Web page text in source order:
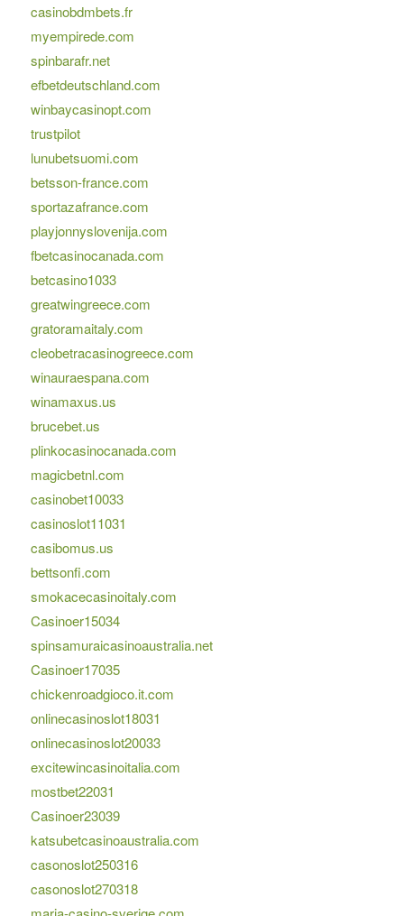
casinobdmbets.fr
myempirede.com
spinbarafr.net
efbetdeutschland.com
winbaycasinopt.com
trustpilot
lunubetsuomi.com
betsson-france.com
sportazafrance.com
playjonnyslovenija.com
fbetcasinocanada.com
betcasino1033
greatwingreece.com
gratoramaitaly.com
cleobetracasinogreece.com
winauraespana.com
winamaxus.us
brucebet.us
plinkocasinocanada.com
magicbetnl.com
casinobet10033
casinoslot11031
casibomus.us
bettsonfi.com
smokacecasinoitaly.com
Casinoer15034
spinsamuraicasinoaustralia.net
Casinoer17035
chickenroadgioco.it.com
onlinecasinoslot18031
onlinecasinoslot20033
excitewincasinoitalia.com
mostbet22031
Casinoer23039
katsubetcasinoaustralia.com
casonoslot250316
casonoslot270318